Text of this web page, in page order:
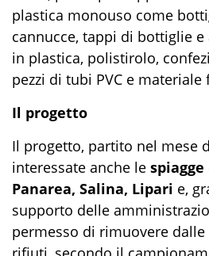
plastica monouso come
cannucce, tappi di bottiglie
in plastica, polistirolo,
pezzi di tubi PVC e materiale
Il progetto
Il progetto, partito nel mese
interessate anche le spiagge
Panarea, Salina, Lipari e,
supporto delle
permesso di rimuovere